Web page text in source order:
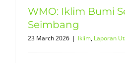
WMO: Iklim Bumi
Seimbang
23 March 2026 | Iklim, Laporan